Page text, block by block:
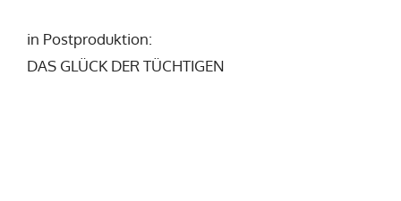
in Postproduktion:
DAS GLÜCK DER TÜCHTIGEN